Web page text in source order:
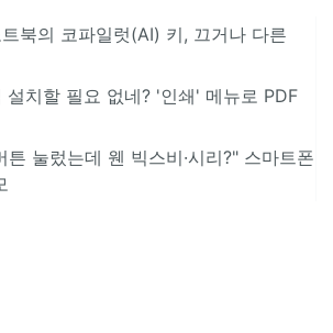
북의 코파일럿(AI) 키, 끄거나 다른
치할 필요 없네? '인쇄' 메뉴로 PDF
눌렀는데 웬 빅스비·시리?" 스마트폰